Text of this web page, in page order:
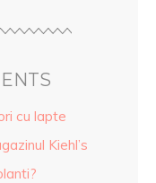
cu lapte
Kiehl’s